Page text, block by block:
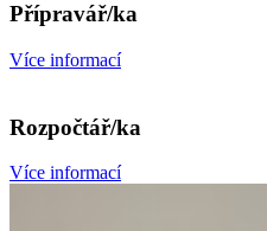
Přípravář/ka
Více informací
Rozpočtář/ka
Více informací